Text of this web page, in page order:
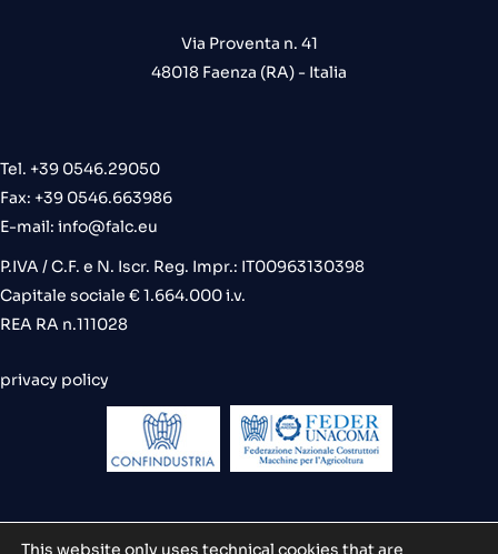
Via Proventa n. 41
48018 Faenza (RA) - Italia
Tel. +39 0546.29050
Fax: +39 0546.663986
E-mail: info@falc.eu
P.IVA / C.F. e N. Iscr. Reg. Impr.: IT00963130398
Capitale sociale € 1.664.000 i.v.
REA RA n.111028
privacy policy
This website only uses technical cookies that are